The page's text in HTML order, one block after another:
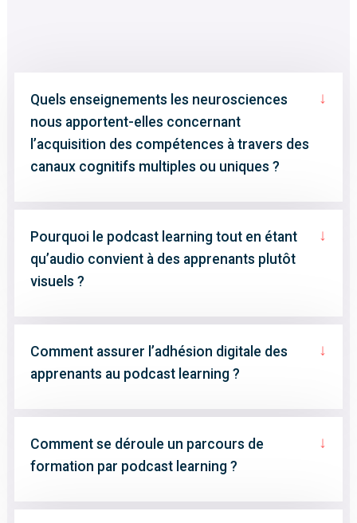
Quels enseignements les neurosciences
nous apportent-elles concernant
l’acquisition des compétences à travers des
canaux cognitifs multiples ou uniques ?
↓
Pourquoi le podcast learning tout en étant
qu’audio convient à des apprenants plutôt
visuels ?
↓
Comment assurer l’adhésion digitale des
apprenants au podcast learning ?
↓
Comment se déroule un parcours de
formation par podcast learning ?
↓